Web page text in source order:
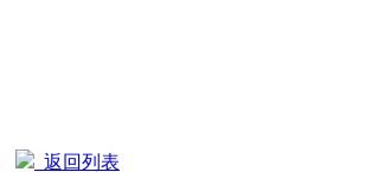
返回列表